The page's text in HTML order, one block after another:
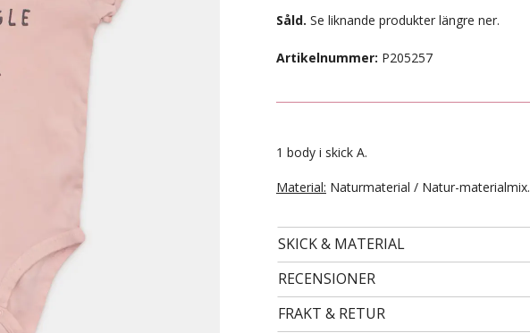
- STORLEK 98/104 -
Såld. Se liknande produkter längre ner.
Artikelnummer: P205257
1 body i skick A.
Material: Naturmaterial / Natur-materialmix.
SKICK & MATERIAL
RECENSIONER
FRAKT & RETUR